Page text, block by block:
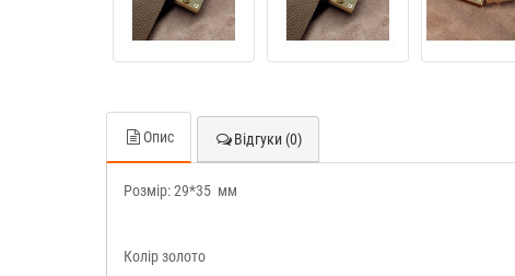
Опис Відгуки (0)
Розмір: 29*35 мм
Колір золото